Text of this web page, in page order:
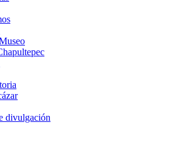
divulgación